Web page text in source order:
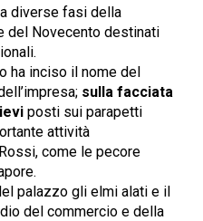
diverse fasi della
del Novecento destinati
ha inciso il nome del
sulla facciata
posti sui parapetti
attività
come le pecore
palazzo gli elmi alati e il
del commercio e della